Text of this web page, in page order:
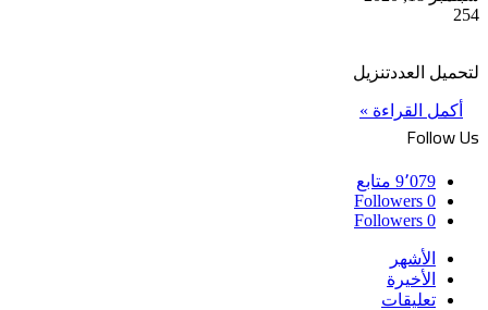
254
لتحميل العددتنزيل
أكمل القراءة »
Follow Us
9٬079 متابع
0
Followers
0
Followers
الأشهر
الأخيرة
تعليقات